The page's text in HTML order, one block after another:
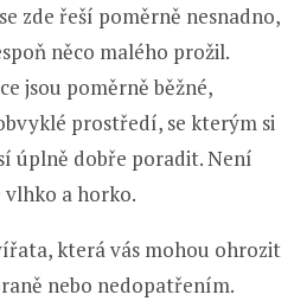
zde řeší poměrně nesnadno,
něco malého prožil.
jsou poměrně běžné,
prostředí, se kterým si
úplně dobře poradit. Není
a horko.
která vás mohou ohrozit
nebo nedopatřením.